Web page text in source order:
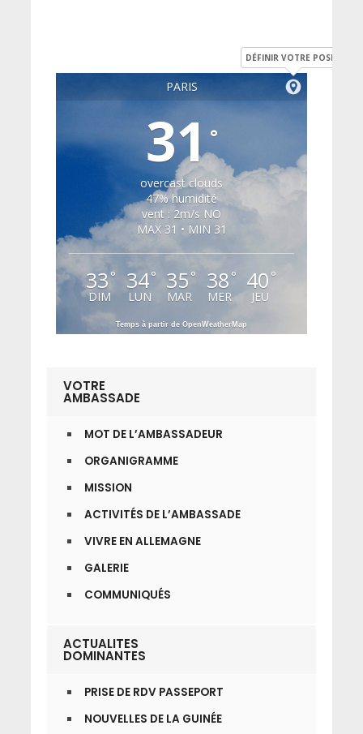
PARIS
DÉFINIR VOTRE POSITION
31°
overcast clouds
47% humidité
vent : 2m/s NO
MAX 31 • MIN 31
33°
DIM
34°
LUN
35 °
MAR
38 °
MER
40 °
JEU
Temps à partir de OpenWeatherMap
VOTRE
AMBASSADE
MOT DE L’AMBASSADEUR
ORGANIGRAMME
MISSION
ACTIVITÉS DE L’AMBASSADE
VIVRE EN ALLEMAGNE
GALERIE
COMMUNIQUÉS
ACTUALITES
DOMINANTES
PRISE DE RDV PASSEPORT
NOUVELLES DE LA GUINÉE